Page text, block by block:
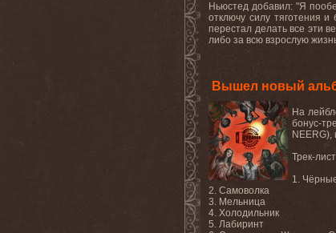
Ньюстед добавил: "Я
отключу силу тяготения и
перестал делать все эти
либо за всю взрослую
Вышел новый
На
бонус-
Трек-
1.
2. Самоволка
3. Мельница
4. Холодильник
5. Лабиринт